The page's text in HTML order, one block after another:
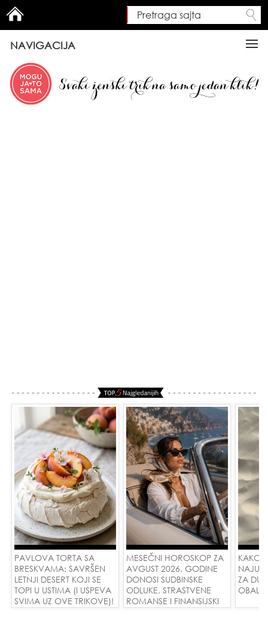
Search form
Pretraga sajta
NAVIGACIJA
PAVLOVA TORTA SA
BRESKVAMA: SAVRŠEN
LETNJI DESERT KOJI SE
TOPI U USTIMA (I USPEVA
SVIMA UZ OVE TRIKOVE)!
MESEČNI HOROSKOP ZA
AVGUST 2026. GODINE
DONOSI SUDBINSKE
ODLUKE, STRASTVENE
ROMANSE I FINANSIJSKI
KAKO
ZA